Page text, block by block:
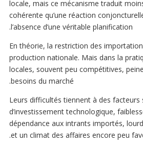
locale, mais ce mécanisme traduit
cohérente qu’une réaction
l’absence d’une véritable planification.
En théorie, la restriction des
production nationale. Mais dans la
locales, souvent peu compétitives,
besoins du marché.
Leurs difficultés tiennent à des facteurs
d’investissement technologique,
dépendance aux intrants importés,
et un climat des affaires encore peu